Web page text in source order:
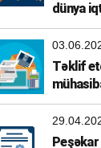
dünya
Təklif